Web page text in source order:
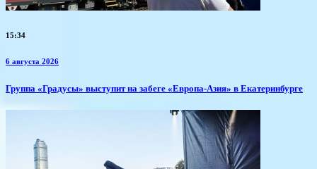
15:34
6 августа 2026
​Группа «Градусы» выступит на забеге «Европа-Азия» в Екатеринбурге